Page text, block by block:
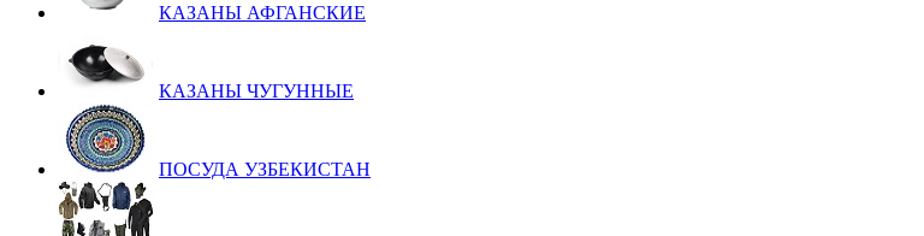
КАЗАНЫ АФГАНСКИЕ
КАЗАНЫ ЧУГУННЫЕ
ПОСУДА УЗБЕКИСТАН